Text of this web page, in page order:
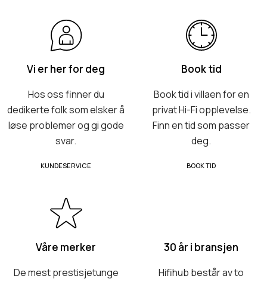
Vi er her for deg
Hos oss finner du
dedikerte folk som elsker å
løse problemer og gi gode
svar.
KUNDESERVICE
Book tid
Book tid i villaen for en
privat Hi-Fi opplevelse.
Finn en tid som passer
deg.
BOOK TID
Våre merker
De mest prestisjetunge
30 år i bransjen
Hifihub består av to